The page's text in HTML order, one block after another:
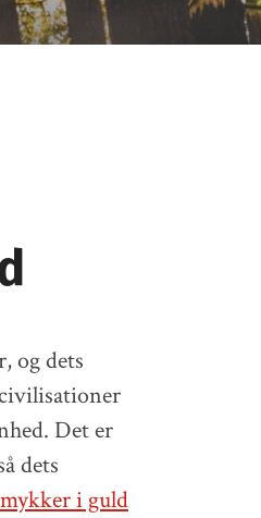
og dets
Det er
dets
i guld